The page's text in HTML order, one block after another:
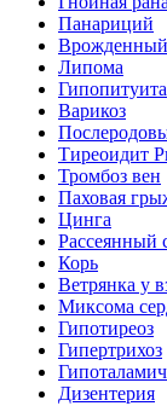
Панариций
Врожденный
Липома
Варикоз
Тиреоидит
Тромбоз вен
Паховая
Цинга
Рассеянный
Корь
Ветрянка у
Миксома
Гипотиреоз
Гипертрихоз
Дизентерия